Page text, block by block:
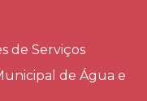
de Serviços​
de Água e